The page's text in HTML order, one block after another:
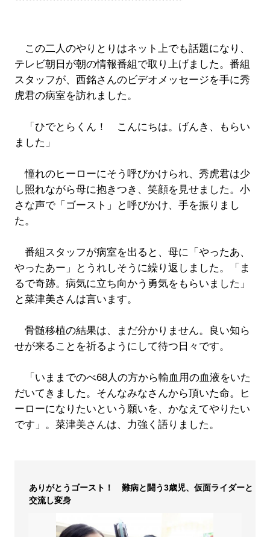
この二人のやりとりはネット上でも話題になり、
テレビ朝日が朝の情報番組で取り上げました。番組
スタッフが、西銘さんのビデオメッセージを手に秀
虎君の病室を訪れました。
「ひでとらくん！ こんにちは。げんき、もらい
ました」
憧れのヒーローにそう呼びかけられ、秀虎君は少
し照れながら母に抱きつき、笑顔を見せました。小
さな声で「ゴースト」と呼びかけ、手を振りまし
た。
番組スタッフが病室を出ると、母に「やったあ、
やったあー」とうれしそうに繰り返しました。「ま
るで奇跡。病気に立ち向かう勇気をもらいました」
と菜津美さんは言います。
骨髄移植の結果は、まだ分かりません。良い知ら
せが来ることを祈るようにして待つ日々です。
「いままでのべ68人の方から輸血用の血液をいた
だいてきました。そんなみなさんから頂いた命。ヒ
ーローになりたいという願いを、かなえてやりたい
です」。菜津美さんは、力強く語りました。
ありがとうゴースト！ 難病と闘う3歳児、仮面ライダーと
交流し変身